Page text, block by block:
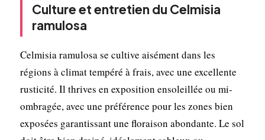
Culture et entretien du Celmisia
ramulosa
Celmisia ramulosa se cultive aisément dans les
régions à climat tempéré à frais, avec une excellente
rusticité. Il thrives en exposition ensoleillée ou mi-
ombragée, avec une préférence pour les zones bien
exposées garantissant une floraison abondante. Le sol